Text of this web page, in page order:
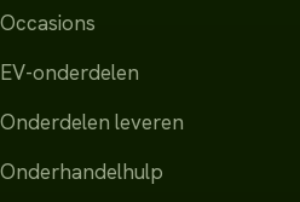
Occasions
EV-onderdelen
Onderdelen leveren
Onderhandelhulp